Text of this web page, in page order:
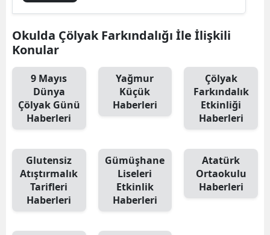
Gaziantep
Giresun
Gümüşhane
Hakkari
Isparta
Mersin
Okulda Çölyak Farkındalığı İle İlişkili
Konular
9 Mayıs
Dünya
Çölyak Günü
Haberleri
Yağmur
Küçük
Haberleri
Çölyak
Farkındalık
Etkinliği
Haberleri
Glutensiz
Atıştırmalık
Tarifleri
Haberleri
Gümüşhane
Liseleri
Etkinlik
Haberleri
Atatürk
Ortaokulu
Haberleri